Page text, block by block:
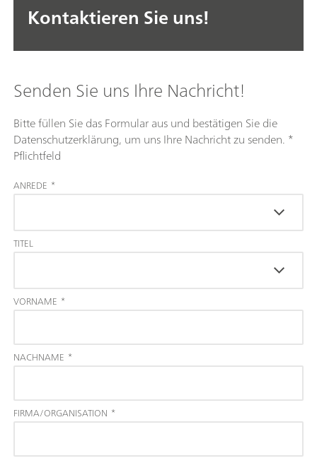
Kontaktieren Sie uns!
Senden Sie uns Ihre Nachricht!
Bitte füllen Sie das Formular aus und bestätigen Sie die
Datenschutzerklärung, um uns Ihre Nachricht zu senden. *
Pflichtfeld
ANREDE *
TITEL
VORNAME *
NACHNAME *
FIRMA/ORGANISATION *